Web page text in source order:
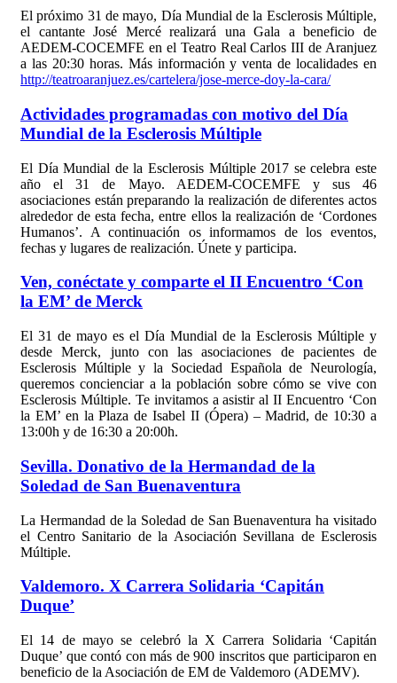
El próximo 31 de mayo, Día Mundial de la Esclerosis Múltiple,
el cantante José Mercé realizará una Gala a beneficio de
AEDEM-COCEMFE en el Teatro Real Carlos III de Aranjuez
a las 20:30 horas. Más información y venta de localidades en
http://teatroaranjuez.es/cartelera/jose-merce-doy-la-cara/
Actividades programadas con motivo del Día
Mundial de la Esclerosis Múltiple
El Día Mundial de la Esclerosis Múltiple 2017 se celebra este
año el 31 de Mayo. AEDEM-COCEMFE y sus 46
asociaciones están preparando la realización de diferentes actos
alrededor de esta fecha, entre ellos la realización de ‘Cordones
Humanos’. A continuación os informamos de los eventos,
fechas y lugares de realización. Únete y participa.
Ven, conéctate y comparte el II Encuentro ‘Con
la EM’ de Merck
El 31 de mayo es el Día Mundial de la Esclerosis Múltiple y
desde Merck, junto con las asociaciones de pacientes de
Esclerosis Múltiple y la Sociedad Española de Neurología,
queremos concienciar a la población sobre cómo se vive con
Esclerosis Múltiple. Te invitamos a asistir al II Encuentro ‘Con
la EM’ en la Plaza de Isabel II (Ópera) – Madrid, de 10:30 a
13:00h y de 16:30 a 20:00h.
Sevilla. Donativo de la Hermandad de la
Soledad de San Buenaventura
La Hermandad de la Soledad de San Buenaventura ha visitado
el Centro Sanitario de la Asociación Sevillana de Esclerosis
Múltiple.
Valdemoro. X Carrera Solidaria ‘Capitán
Duque’
El 14 de mayo se celebró la X Carrera Solidaria ‘Capitán
Duque’ que contó con más de 900 inscritos que participaron en
beneficio de la Asociación de EM de Valdemoro (ADEMV).